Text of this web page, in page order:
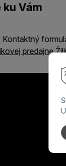
Vám
predajne